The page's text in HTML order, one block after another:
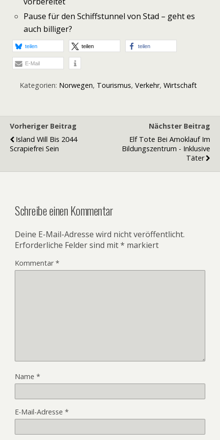
Pause für den Schiffstunnel von Stad – geht es
auch billiger?
teilen teilen teilen
E-Mail
Kategorien: Norwegen, Tourismus, Verkehr, Wirtschaft
Vorheriger Beitrag
Island Will Bis 2044
Scrapiefrei Sein
Nächster Beitrag
Elf Tote Bei Amoklauf Im
Bildungszentrum - Inklusive
Täter
Schreibe einen Kommentar
Deine E-Mail-Adresse wird nicht veröffentlicht.
Erforderliche Felder sind mit* markiert
Kommentar*
Name *
E-Mail-Adresse *